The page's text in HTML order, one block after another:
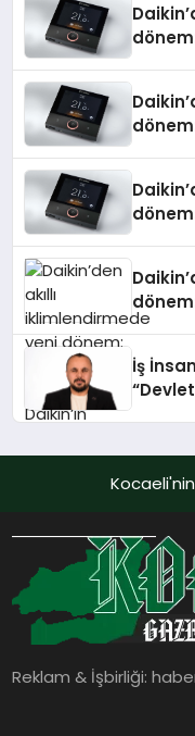
VRV
verimli
İş
Reklam & İşbirliği: